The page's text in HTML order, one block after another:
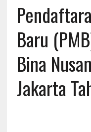
Baru
Bina
Jakarta